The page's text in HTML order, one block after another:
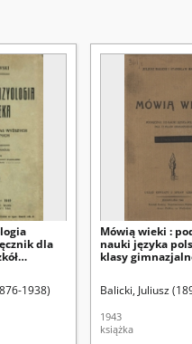
1961)
dla
1938)
Mówią wieki :
nauki języka
klasy
Balicki, Juliusz
1943
książka